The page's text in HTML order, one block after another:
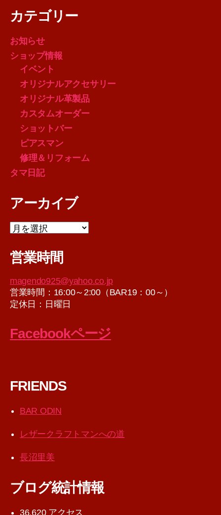
カテゴリー
お知らせ
ショップ情報
イベント
オリジナルアクセサリー
オリジナル革製品
カスタムオーダー
ショットバー
ピアスマン
修理＆リフォーム
タマ日記
アーカイブ
ア
ー
イ
営業時間
magendo925@yahoo.co.jp
営業時間：16:00～2:00（BAR19：00～）
定休日：日曜日
Facebookページ
FRIENDS
BAR ODIN
レザークラフトマンへの道
長沼里美
ブログ統計情報
36,620 アクセス